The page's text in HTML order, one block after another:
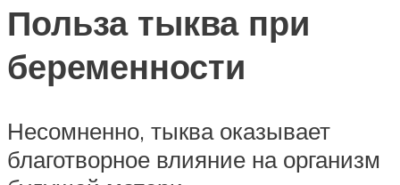
Польза тыква при
беременности
Несомненно, тыква оказывает
благотворное влияние на организм